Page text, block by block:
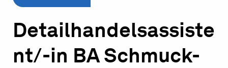
Detailhandelsassiste
nt/-in BA Schmuck-